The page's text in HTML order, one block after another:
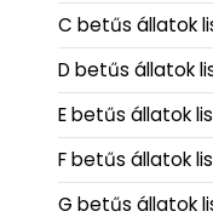
C betűs állatok
D betűs állatok
E betűs állatok
F betűs állatok
G betűs állatok